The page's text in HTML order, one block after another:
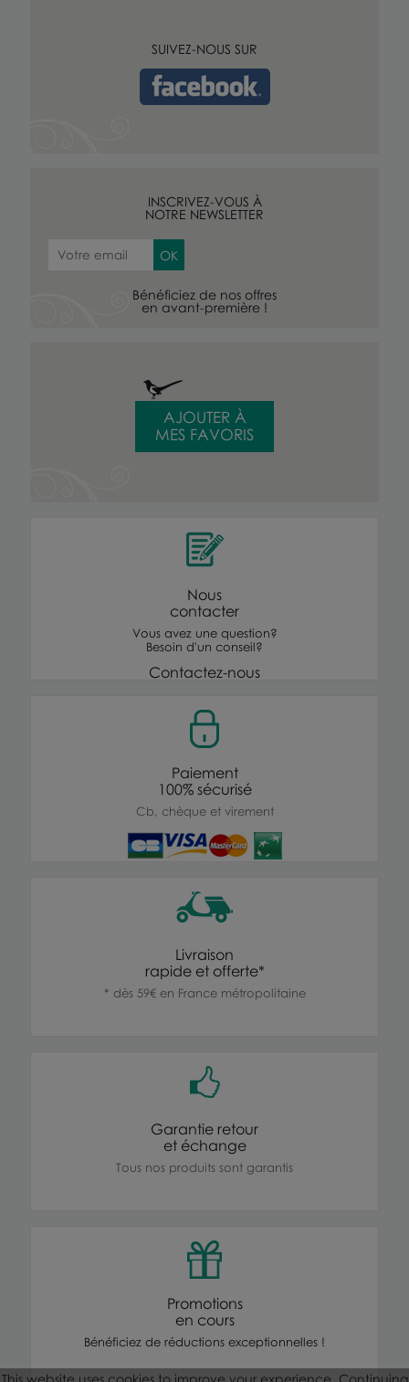
SUIVEZ-NOUS SUR
INSCRIVEZ-VOUS À
NOTRE NEWSLETTER
Bénéficiez de nos offres
en avant-première !
AJOUTER À
MES FAVORIS
Nous
contacter
Vous avez une question?
Besoin d'un conseil?
Contactez-nous
Paiement
100% sécurisé
Cb, chèque et virement
Livraison
rapide et offerte*
* dès 59€ en France métropolitaine
Garantie retour
et échange
Tous nos produits sont garantis
Promotions
en cours
Bénéficiez de réductions exceptionnelles !
This website uses cookies to improve your experience. Continuing